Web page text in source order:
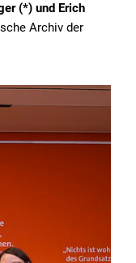
(*) und Erich
Archiv der